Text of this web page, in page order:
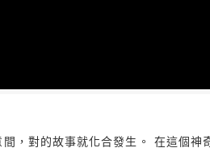
，對的故事就化合發生。 在這個神